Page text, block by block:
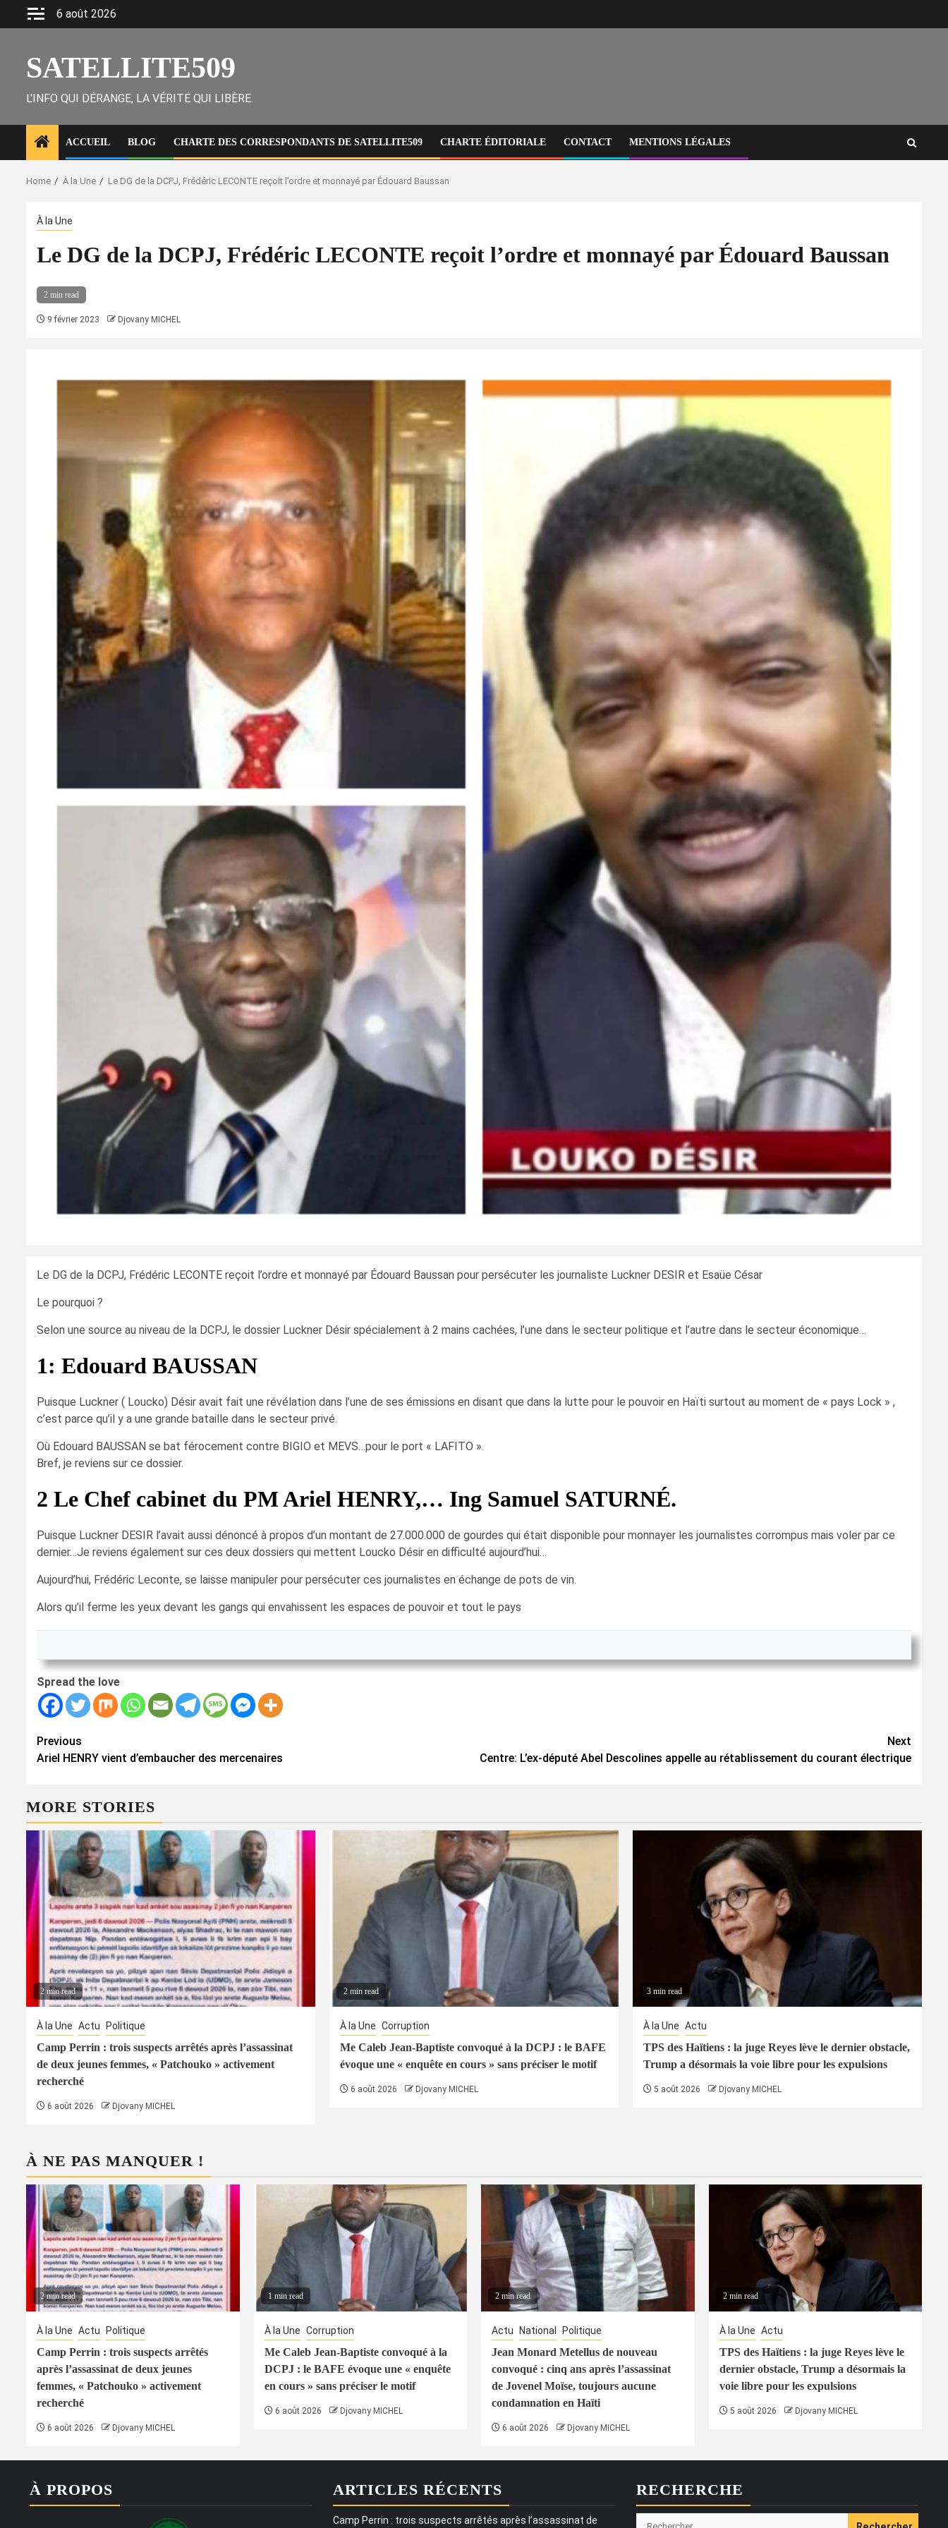
6 août 2026
SATELLITE509
L'INFO QUI DÉRANGE, LA VÉRITÉ QUI LIBÈRE.
ACCUEIL BLOG CHARTE DES CORRESPONDANTS DE SATELLITE509 CHARTE ÉDITORIALE CONTACT MENTIONS LÉGALES
Home À la Une Le DG de la DCPJ, Frédéric LECONTE reçoit l’ordre et monnayé par Édouard Baussan
À la Une
Le DG de la DCPJ, Frédéric LECONTE reçoit l’ordre et monnayé par Édouard Baussan
2 min read
9 février 2023 Djovany MICHEL
Le DG de la DCPJ, Frédéric LECONTE reçoit l’ordre et monnayé par Édouard Baussan pour persécuter les journaliste Luckner DESIR et Esaüe César
Le pourquoi ?
Selon une source au niveau de la DCPJ, le dossier Luckner Désir spécialement à 2 mains cachées, l’une dans le secteur politique et l’autre dans le secteur économique…
1: Edouard BAUSSAN
Puisque Luckner ( Loucko) Désir avait fait une révélation dans l’une de ses émissions en disant que dans la lutte pour le pouvoir en Haïti surtout au moment de « pays Lock » ,
c’est parce qu’il y a une grande bataille dans le secteur privé.
Où Edouard BAUSSAN se bat férocement contre BIGIO et MEVS…pour le port « LAFITO ».
Bref, je reviens sur ce dossier.
2 Le Chef cabinet du PM Ariel HENRY,… Ing Samuel SATURNÉ.
Puisque Luckner DESIR l’avait aussi dénoncé à propos d’un montant de 27.000.000 de gourdes qui était disponible pour monnayer les journalistes corrompus mais voler par ce
dernier…Je reviens également sur ces deux dossiers qui mettent Loucko Désir en difficulté aujourd’hui…
Aujourd’hui, Frédéric Leconte, se laisse manipuler pour persécuter ces journalistes en échange de pots de vin.
Alors qu’il ferme les yeux devant les gangs qui envahissent les espaces de pouvoir et tout le pays
Spread the love
Continue
Reading
Previous
Ariel HENRY vient d’embaucher des mercenaires
Next
Centre: L’ex-député Abel Descolines appelle au rétablissement du courant électrique
MORE STORIES
2 min read
À la Une Actu Politique
Camp Perrin : trois suspects arrêtés après l’assassinat
de deux jeunes femmes, « Patchouko » activement
recherché
6 août 2026 Djovany MICHEL
2 min read
À la Une Corruption
Me Caleb Jean-Baptiste convoqué à la DCPJ : le BAFE
évoque une « enquête en cours » sans préciser le motif
6 août 2026 Djovany MICHEL
3 min read
À la Une Actu
TPS des Haïtiens : la juge Reyes lève le dernier obstacle,
Trump a désormais la voie libre pour les expulsions
5 août 2026 Djovany MICHEL
À NE PAS MANQUER !
2 min read
À la Une Actu Politique
Camp Perrin : trois suspects arrêtés
après l’assassinat de deux jeunes
femmes, « Patchouko » activement
recherché
6 août 2026 Djovany MICHEL
1 min read
À la Une Corruption
Me Caleb Jean-Baptiste convoqué à la
DCPJ : le BAFE évoque une « enquête
en cours » sans préciser le motif
6 août 2026 Djovany MICHEL
2 min read
Actu National Politique
Jean Monard Metellus de nouveau
convoqué : cinq ans après l’assassinat
de Jovenel Moïse, toujours aucune
condamnation en Haïti
6 août 2026 Djovany MICHEL
2 min read
À la Une Actu
TPS des Haïtiens : la juge Reyes lève le
dernier obstacle, Trump a désormais la
voie libre pour les expulsions
5 août 2026 Djovany MICHEL
À PROPOS ARTICLES RÉCENTS
Camp Perrin : trois suspects arrêtés après l’assassinat de
RECHERCHE
Rechercher :